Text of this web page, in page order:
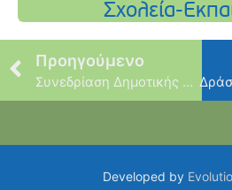
Προηγούμενο
Συνεδρίαση Δημοτικής Επιτροπής
Developed by